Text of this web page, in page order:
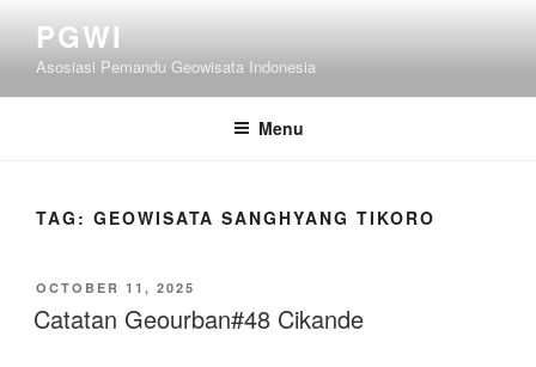
content
PGWI
Asosiasi Pemandu Geowisata Indonesia
Menu
TAG: GEOWISATA SANGHYANG TIKORO
POSTED
ON
OCTOBER 11, 2025
Catatan Geourban#48 Cikande